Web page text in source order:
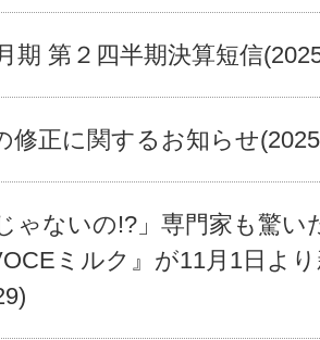
期 第２四半期決算短信
修正に関するお知らせ
ゃないの!?」専門家も驚い
ミルク』が11月1日よ